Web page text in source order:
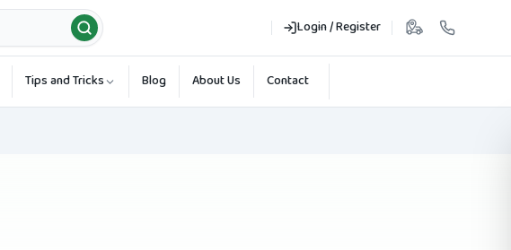
Login / Register
Tips and Tricks Blog About Us Contact